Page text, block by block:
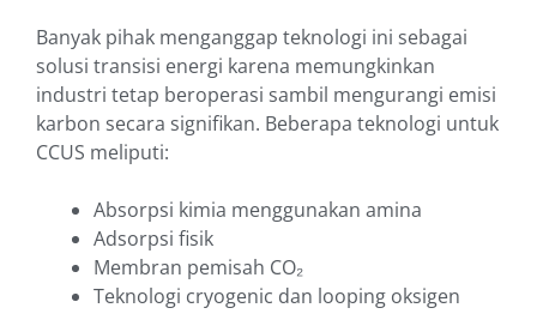
Banyak pihak menganggap teknologi ini sebagai
solusi transisi energi karena memungkinkan
industri tetap beroperasi sambil mengurangi emisi
karbon secara signifikan. Beberapa teknologi untuk
CCUS meliputi:
Absorpsi kimia menggunakan amina
Adsorpsi fisik
Membran pemisah CO₂
Teknologi cryogenic dan looping oksigen